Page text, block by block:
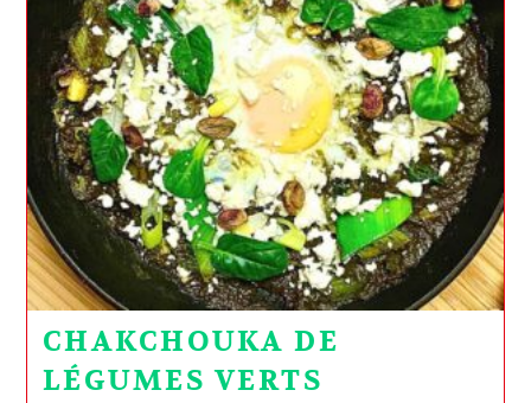
CHAKCHOUKA DE
LÉGUMES VERTS